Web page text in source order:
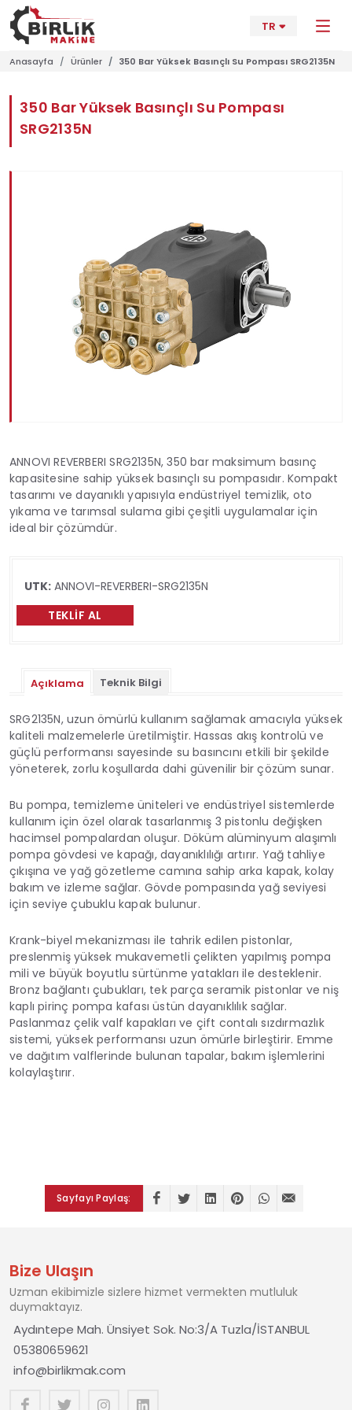
TR
Anasayfa Ürünler 350 Bar Yüksek Basınçlı Su Pompası SRG2135N
350 Bar Yüksek Basınçlı Su Pompası
SRG2135N
ANNOVI REVERBERI SRG2135N, 350 bar maksimum basınç
kapasitesine sahip yüksek basınçlı su pompasıdır. Kompakt
tasarımı ve dayanıklı yapısıyla endüstriyel temizlik, oto
yıkama ve tarımsal sulama gibi çeşitli uygulamalar için
ideal bir çözümdür.
UTK: ANNOVI-REVERBERI-SRG2135N
TEKLIF AL
Açıklama Teknik Bilgi
SRG2135N, uzun ömürlü kullanım sağlamak amacıyla yüksek
kaliteli malzemelerle üretilmiştir. Hassas akış kontrolü ve
güçlü performansı sayesinde su basıncını etkili bir şekilde
yöneterek, zorlu koşullarda dahi güvenilir bir çözüm sunar.
Bu pompa, temizleme üniteleri ve endüstriyel sistemlerde
kullanım için özel olarak tasarlanmış 3 pistonlu değişken
hacimsel pompalardan oluşur. Döküm alüminyum alaşımlı
pompa gövdesi ve kapağı, dayanıklılığı artırır. Yağ tahliye
çıkışına ve yağ gözetleme camına sahip arka kapak, kolay
bakım ve izleme sağlar. Gövde pompasında yağ seviyesi
için seviye çubuklu kapak bulunur.
Krank-biyel mekanizması ile tahrik edilen pistonlar,
preslenmiş yüksek mukavemetli çelikten yapılmış pompa
mili ve büyük boyutlu sürtünme yatakları ile desteklenir.
Bronz bağlantı çubukları, tek parça seramik pistonlar ve niş
kaplı pirinç pompa kafası üstün dayanıklılık sağlar.
Paslanmaz çelik valf kapakları ve çift contalı sızdırmazlık
sistemi, yüksek performansı uzun ömürle birleştirir. Emme
ve dağıtım valflerinde bulunan tapalar, bakım işlemlerini
kolaylaştırır.
Sayfayı Paylaş:
Bize Ulaşın
Uzman ekibimizle sizlere hizmet vermekten mutluluk
duymaktayız.
Aydıntepe Mah. Ünsiyet Sok. No:3/A Tuzla/İSTANBUL
05380659621
info@birlikmak.com